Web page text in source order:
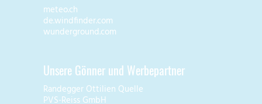
meteo.ch
de.windfinder.com
wunderground.com
Unsere Gönner und Werbepartner
Randegger Ottilien Quelle
PVS-Reiss GmbH